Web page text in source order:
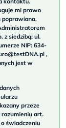
mi prawo
poprawiana,
z siedzibą: ul.
NIP: 634-
,
jest w
przeze
art.
świadczeniu